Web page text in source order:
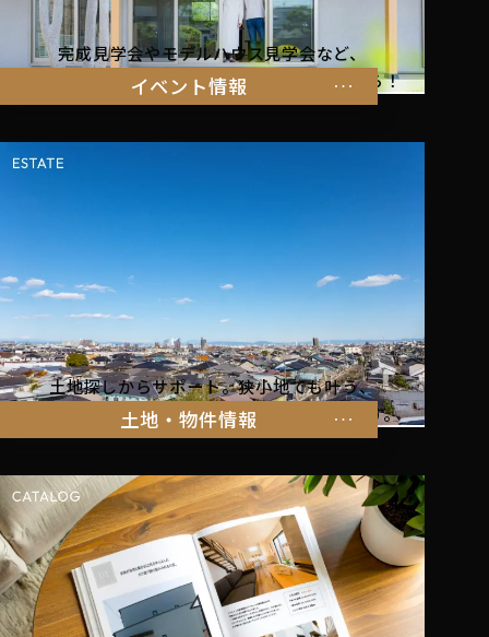
イベント情報
完成見学会やモデルハウス見学会など、
暮らしを体感できるイベント情報はこちらから！
土地・物件情報
土地探しからサポート。狭小地でも叶う、
家族の暮らしにぴったりな物件をご紹介します。